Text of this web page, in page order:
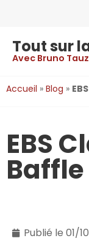
Tout sur
Avec Bruno
Accueil » Blog »
EBS
Baffle
Publié le 01/